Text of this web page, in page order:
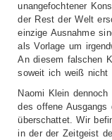
unangefochtener
der Rest der Welt
einzige Ausnahme
als Vorlage um
An diesem falschen
soweit ich weiß nicht
Naomi Klein
des offene
überschattet. Wir
in der der Zeitgeist